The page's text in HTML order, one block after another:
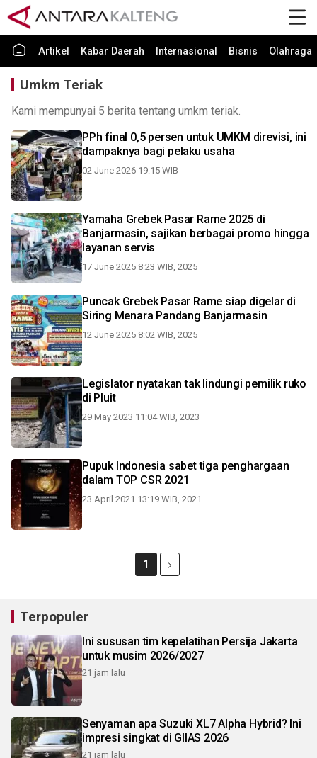
Artikel Kabar Daerah Internasional Bisnis Olahraga
Umkm Teriak
Kami mempunyai 5 berita tentang umkm teriak.
PPh final 0,5 persen untuk UMKM direvisi, ini
dampaknya bagi pelaku usaha
02 June 2026 19:15 WIB
Yamaha Grebek Pasar Rame 2025 di
Banjarmasin, sajikan berbagai promo hingga
layanan servis
17 June 2025 8:23 WIB, 2025
Puncak Grebek Pasar Rame siap digelar di
Siring Menara Pandang Banjarmasin
12 June 2025 8:02 WIB, 2025
Legislator nyatakan tak lindungi pemilik ruko
di Pluit
29 May 2023 11:04 WIB, 2023
Pupuk Indonesia sabet tiga penghargaan
dalam TOP CSR 2021
23 April 2021 13:19 WIB, 2021
1
Terpopuler
Ini sususan tim kepelatihan Persija Jakarta
untuk musim 2026/2027
21 jam lalu
Senyaman apa Suzuki XL7 Alpha Hybrid? Ini
impresi singkat di GIIAS 2026
21 jam lalu